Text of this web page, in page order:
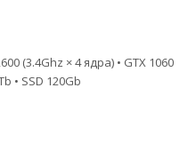
(3.4Ghz × 4 ядра) • GTX 1060
• SSD 120Gb